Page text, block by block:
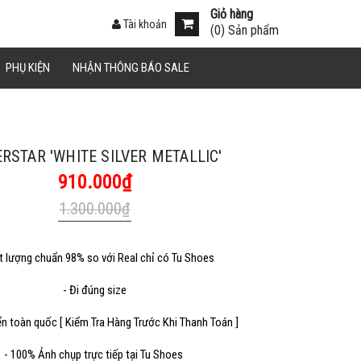
Giỏ hàng
(0) Sản phẩm
Tài khoản
PHỤ KIỆN NHẬN THÔNG BÁO SALE
'WHITE SILVER METALLIC'
910.000₫
1.300.000₫
lượng chuẩn 98% so với Real chỉ có Tu Shoes
- Đi đúng size
toàn quốc [ Kiểm Tra Hàng Trước Khi Thanh Toán ]
- 100% Ảnh chụp trực tiếp tại Tu Shoes
Sao chép